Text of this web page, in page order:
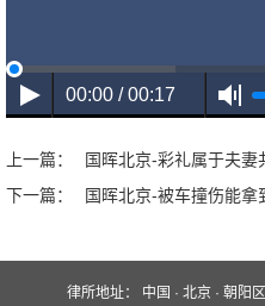
00:00 / 00:17
上一篇：
国晖北京-彩礼属于夫妻
下一篇：
国晖北京-被车撞伤能拿
律所地址： 中国 · 北京 · 朝阳